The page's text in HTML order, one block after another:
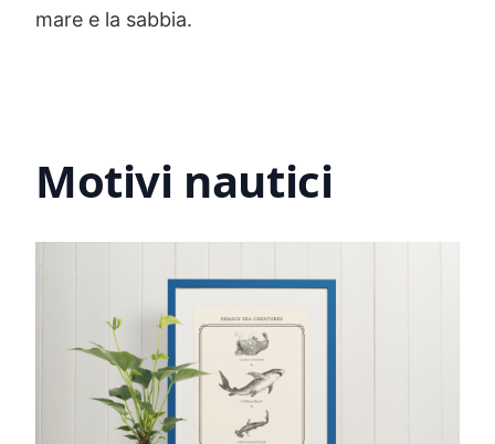
mare e la sabbia.
Motivi nautici